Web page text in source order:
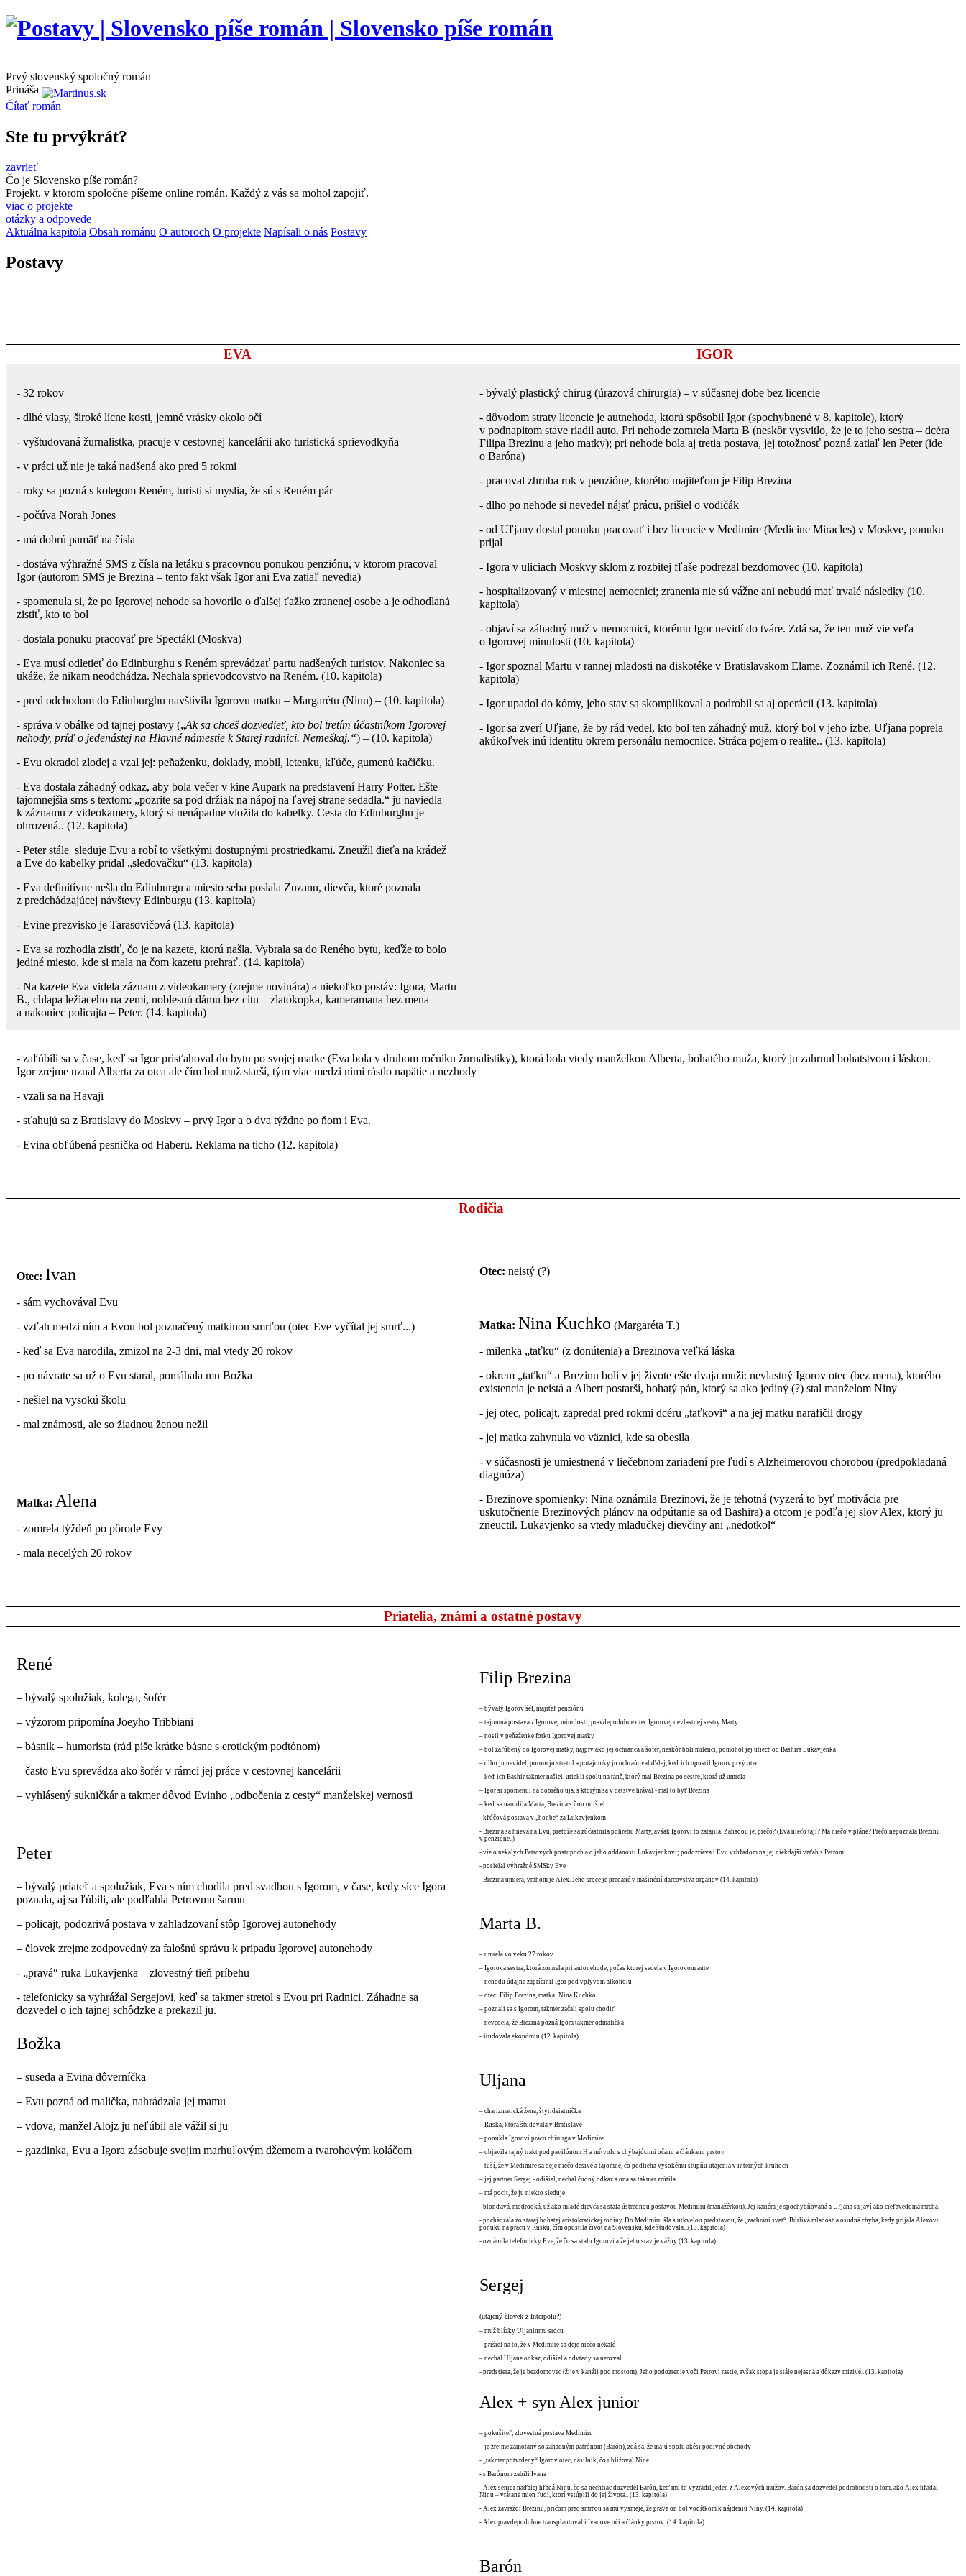
Prvý slovenský spoločný román
Prináša
Čítať román
Ste tu prvýkrát?
zavrieť
Čo je Slovensko píše román?
Projekt, v ktorom spoločne píšeme online román. Každý z vás sa mohol zapojiť.
viac o projekte
otázky a odpovede
Aktuálna kapitola Obsah románu O autoroch O projekte Napísali o nás Postavy
Postavy
EVA IGOR
- 32 rokov
- dlhé vlasy, široké lícne kosti, jemné vrásky okolo očí
- vyštudovaná žurnalistka, pracuje v cestovnej kancelárii ako turistická sprievodkyňa
- v práci už nie je taká nadšená ako pred 5 rokmi
- roky sa pozná s kolegom Reném, turisti si myslia, že sú s Reném pár
- počúva Norah Jones
- má dobrú pamäť na čísla
- dostáva výhražné SMS z čísla na letáku s pracovnou ponukou penziónu, v ktorom pracoval
Igor (autorom SMS je Brezina – tento fakt však Igor ani Eva zatiaľ nevedia)
- spomenula si, že po Igorovej nehode sa hovorilo o ďalšej ťažko zranenej osobe a je odhodlaná
zistiť, kto to bol
- dostala ponuku pracovať pre Spectákl (Moskva)
- Eva musí odletieť do Edinburghu s Reném sprevádzať partu nadšených turistov. Nakoniec sa
ukáže, že nikam neodchádza. Nechala sprievodcovstvo na Reném. (10. kapitola)
- pred odchodom do Edinburghu navštívila Igorovu matku – Margarétu (Ninu) – (10. kapitola)
- správa v obálke od tajnej postavy („Ak sa chceš dozvedieť, kto bol tretím účastníkom Igorovej
nehody, príď o jedenástej na Hlavné námestie k Starej radnici. Nemeškaj.“) – (10. kapitola)
- Evu okradol zlodej a vzal jej: peňaženku, doklady, mobil, letenku, kľúče, gumenú kačičku.
- Eva dostala záhadný odkaz, aby bola večer v kine Aupark na predstavení Harry Potter. Ešte
tajomnejšia sms s textom: „pozrite sa pod držiak na nápoj na ľavej strane sedadla.“ ju naviedla
k záznamu z videokamery, ktorý si nenápadne vložila do kabelky. Cesta do Edinburghu je
ohrozená.. (12. kapitola)
- Peter stále sleduje Evu a robí to všetkými dostupnými prostriedkami. Zneužil dieťa na krádež
a Eve do kabelky pridal „sledovačku“ (13. kapitola)
- Eva definitívne nešla do Edinburgu a miesto seba poslala Zuzanu, dievča, ktoré poznala
z predchádzajúcej návštevy Edinburgu (13. kapitola)
- Evine prezvisko je Tarasovičová (13. kapitola)
- Eva sa rozhodla zistiť, čo je na kazete, ktorú našla. Vybrala sa do Reného bytu, keďže to bolo
jediné miesto, kde si mala na čom kazetu prehrať. (14. kapitola)
- Na kazete Eva videla záznam z videokamery (zrejme novinára) a niekoľko postáv: Igora, Martu
B., chlapa ležiaceho na zemi, noblesnú dámu bez citu – zlatokopka, kameramana bez mena
a nakoniec policajta – Peter. (14. kapitola)
- bývalý plastický chirug (úrazová chirurgia) – v súčasnej dobe bez licencie
- dôvodom straty licencie je autnehoda, ktorú spôsobil Igor (spochybnené v 8. kapitole), ktorý
v podnapitom stave riadil auto. Pri nehode zomrela Marta B (neskôr vysvitlo, že je to jeho sestra – dcéra
Filipa Brezinu a jeho matky); pri nehode bola aj tretia postava, jej totožnosť pozná zatiaľ len Peter (ide
o Baróna)
- pracoval zhruba rok v penzióne, ktorého majiteľom je Filip Brezina
- dlho po nehode si nevedel nájsť prácu, prišiel o vodičák
- od Uľjany dostal ponuku pracovať i bez licencie v Medimire (Medicine Miracles) v Moskve, ponuku
prijal
- Igora v uliciach Moskvy sklom z rozbitej fľaše podrezal bezdomovec (10. kapitola)
- hospitalizovaný v miestnej nemocnici; zranenia nie sú vážne ani nebudú mať trvalé následky (10.
kapitola)
- objaví sa záhadný muž v nemocnici, ktorému Igor nevidí do tváre. Zdá sa, že ten muž vie veľa
o Igorovej minulosti (10. kapitola)
- Igor spoznal Martu v rannej mladosti na diskotéke v Bratislavskom Elame. Zoznámil ich René. (12.
kapitola)
- Igor upadol do kómy, jeho stav sa skomplikoval a podrobil sa aj operácii (13. kapitola)
- Igor sa zverí Uľjane, že by rád vedel, kto bol ten záhadný muž, ktorý bol v jeho izbe. Uľjana poprela
akúkoľvek inú identitu okrem personálu nemocnice. Stráca pojem o realite.. (13. kapitola)
- zaľúbili sa v čase, keď sa Igor prisťahoval do bytu po svojej matke (Eva bola v druhom ročníku žurnalistiky), ktorá bola vtedy manželkou Alberta, bohatého muža, ktorý ju zahrnul bohatstvom i láskou.
Igor zrejme uznal Alberta za otca ale čím bol muž starší, tým viac medzi nimi rástlo napätie a nezhody
- vzali sa na Havaji
- sťahujú sa z Bratislavy do Moskvy – prvý Igor a o dva týždne po ňom i Eva.
- Evina obľúbená pesnička od Haberu. Reklama na ticho (12. kapitola)
Rodičia
Otec: Ivan
- sám vychovával Evu
- vzťah medzi ním a Evou bol poznačený matkinou smrťou (otec Eve vyčítal jej smrť...)
- keď sa Eva narodila, zmizol na 2-3 dni, mal vtedy 20 rokov
- po návrate sa už o Evu staral, pomáhala mu Božka
- nešiel na vysokú školu
- mal známosti, ale so žiadnou ženou nežil
Matka: Alena
- zomrela týždeň po pôrode Evy
- mala necelých 20 rokov
Otec: neistý (?)
Matka: Nina Kuchko (Margaréta T.)
- milenka „taťku“ (z donútenia) a Brezinova veľká láska
- okrem „taťku“ a Brezinu boli v jej živote ešte dvaja muži: nevlastný Igorov otec (bez mena), ktorého
existencia je neistá a Albert postarší, bohatý pán, ktorý sa ako jediný (?) stal manželom Niny
- jej otec, policajt, zapredal pred rokmi dcéru „taťkovi“ a na jej matku narafičil drogy
- jej matka zahynula vo väznici, kde sa obesila
- v súčasnosti je umiestnená v liečebnom zariadení pre ľudí s Alzheimerovou chorobou (predpokladaná
diagnóza)
- Brezinove spomienky: Nina oznámila Brezinovi, že je tehotná (vyzerá to byť motivácia pre
uskutočnenie Brezinových plánov na odpútanie sa od Bashira) a otcom je podľa jej slov Alex, ktorý ju
zneuctil. Lukavjenko sa vtedy mladučkej dievčiny ani „nedotkol“
Priatelia, známi a ostatné postavy
René
– bývalý spolužiak, kolega, šofér
– výzorom pripomína Joeyho Tribbiani
– básnik – humorista (rád píše krátke básne s erotickým podtónom)
– často Evu sprevádza ako šofér v rámci jej práce v cestovnej kancelárii
– vyhlásený sukničkár a takmer dôvod Evinho „odbočenia z cesty“ manželskej vernosti
Peter
– bývalý priateľ a spolužiak, Eva s ním chodila pred svadbou s Igorom, v čase, kedy síce Igora
poznala, aj sa ľúbili, ale podľahla Petrovmu šarmu
– policajt, podozrivá postava v zahladzovaní stôp Igorovej autonehody
– človek zrejme zodpovedný za falošnú správu k prípadu Igorovej autonehody
- „pravá“ ruka Lukavjenka – zlovestný tieň príbehu
- telefonicky sa vyhrážal Sergejovi, keď sa takmer stretol s Evou pri Radnici. Záhadne sa
dozvedel o ich tajnej schôdzke a prekazil ju.
Božka
– suseda a Evina dôverníčka
– Evu pozná od malička, nahrádzala jej mamu
– vdova, manžel Alojz ju neľúbil ale vážil si ju
– gazdinka, Evu a Igora zásobuje svojim marhuľovým džemom a tvarohovým koláčom
Filip Brezina
– bývalý Igorov šéf, majiteľ penziónu
– tajomná postava z Igorovej minulosti, pravdepodobne otec Igorovej nevlastnej sestry Marty
– nosil v peňaženke fotku Igorovej matky
– bol zaľúbený do Igorovej matky, najprv ako jej ochranca a šofér, neskôr boli milenci, pomohol jej utiecť od Bashira Lukavjenka
– dlho ju nevidel, potom ju stretol a potajomky ju ochraňoval ďalej, keď ich opustil Igorov prvý otec
– keď ich Bashir takmer našiel, utiekli spolu na ranč, ktorý mal Brezina po sestre, ktorá už umrela
– Igor si spomenul na dobrého uja, s ktorým sa v detstve hrával - mal to byť Brezina
– keď sa narodila Marta, Brezina s ňou odišiel
- kľúčová postava v „honbe“ za Lukavjenkom
- Brezina sa hnevá na Evu, pretože sa zúčastnila pohrebu Marty, avšak Igorovi to zatajila. Záhadou je, prečo? (Eva niečo tají? Má niečo v pláne? Prečo nepoznala Brezinu
v penzióne..)
- vie o nekalých Petrových postupoch a o jeho oddanosti Lukavjenkovi; podozrieva i Evu vzhľadom na jej niekdajší vzťah s Petrom...
- posielal výhražné SMSky Eve
- Brezina umiera, vrahom je Alex. Jeho srdce je predané v mašinérií darcovstva orgánov (14. kapitola)
Marta B.
– umrela vo veku 27 rokov
– Igorova sestra, ktorá zomrela pri autonehode, počas ktorej sedela v Igorovom aute
– nehodu údajne zapríčinil Igor pod vplyvom alkoholu
– otec: Filip Brezina, matka: Nina Kuchko
– poznali sa s Igorom, takmer začali spolu chodiť
– nevedela, že Brezina pozná Igora takmer odmalička
- študovala ekonómiu (12. kapitola)
Uljana
– charizmatická žena, štyridsiatnička
– Ruska, ktorá študovala v Bratislave
– ponúkla Igorovi prácu chirurga v Medimire
– objavila tajný trakt pod pavilónom H a mŕtvolu s chýbajúcimi očami a článkami prstov
– tuší, že v Medimire sa deje niečo desivé a tajomné, čo podlieha vysokému stupňu utajenia v interných kruhoch
– jej partner Sergej - odišiel, nechal čudný odkaz a ona sa takmer zrútila
– má pocit, že ju niekto sleduje
- blonďavá, modrooká, už ako mladé dievča sa stala ústrednou postavou Medimiru (manažérkou). Jej kariéra je spochybňovaná a Uľjana sa javí ako cieľavedomá mrcha.
- pochádzala zo starej bohatej aristokratickej rodiny. Do Medimiru šla s utkvelou predstavou, že „zachráni svet“. Búrlivá mladosť a osudná chyba, kedy prijala Alexovu
ponuku na prácu v Rusku, čím opustila život na Slovensku, kde študovala...(13. kapitola)
- oznámila telefonicky Eve, že čo sa stalo Igorovi a že jeho stav je vážny (13. kapitola)
Sergej
(utajený človek z Interpolu?)
– muž blízky Uljaninmu srdcu
– prišiel na to, že v Medimire sa deje niečo nekalé
– nechal Uljane odkaz, odišiel a odvtedy sa neozval
- predstiera, že je bezdomovec (žije v kanáli pod mostom). Jeho podozrenie voči Petrovi rastie, avšak stopa je stále nejasná a dôkazy mizivé.. (13. kapitola)
Alex + syn Alex junior
– pokušiteľ, zlovestná postava Medimiru
– je zrejme zamotaný so záhadným patrónom (Barón), zdá sa, že majú spolu akési podivné obchody
- „takmer potvrdený“ Igorov otec, násilník, čo ubližoval Nine
- s Barónom zabili Ivana
- Alex senior naďalej hľadá Ninu, čo sa nechtiac dozvedel Barón, keď mu to vyzradil jeden z Alexových mužov. Barón sa dozvedel podrobnosti o tom, ako Alex hľadal
Ninu – vrátane mien ľudí, ktorí vstúpili do jej života.. (13. kapitola)
- Alex zavraždí Brezinu, pričom pred smrťou sa mu vysmeje, že práve on bol vodítkom k nájdeniu Niny. (14. kapitola)
- Alex pravdepodobne transplantoval i Ivanove oči a články prstov (14. kapitola)
Barón